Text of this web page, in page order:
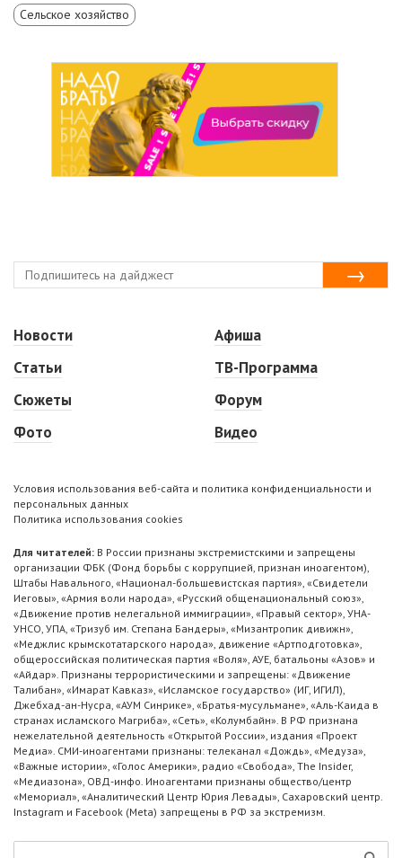
Сельское хозяйство
Новости
Статьи
Сюжеты
Фото
Афиша
ТВ-Программа
Форум
Видео
Условия использования веб-сайта и политика конфиденциальности и
персональных данных
Политика использования cookies
Для читателей: В России признаны экстремистскими и запрещены
организации ФБК (Фонд борьбы с коррупцией, признан иноагентом),
Штабы Навального, «Национал-большевистская партия», «Свидетели
Иеговы», «Армия воли народа», «Русский общенациональный союз»,
«Движение против нелегальной иммиграции», «Правый сектор», УНА-
УНСО, УПА, «Тризуб им. Степана Бандеры», «Мизантропик дивижн»,
«Меджлис крымскотатарского народа», движение «Артподготовка»,
общероссийская политическая партия «Воля», АУЕ, батальоны «Азов» и
«Айдар». Признаны террористическими и запрещены: «Движение
Талибан», «Имарат Кавказ», «Исламское государство» (ИГ, ИГИЛ),
Джебхад-ан-Нусра, «АУМ Синрике», «Братья-мусульмане», «Аль-Каида в
странах исламского Магриба», «Сеть», «Колумбайн». В РФ признана
нежелательной деятельность «Открытой России», издания «Проект
Медиа». СМИ-иноагентами признаны: телеканал «Дождь», «Медуза»,
«Важные истории», «Голос Америки», радио «Свобода», The Insider,
«Медиазона», ОВД-инфо. Иноагентами признаны общество/центр
«Мемориал», «Аналитический Центр Юрия Левады», Сахаровский центр.
Instagram и Facebook (Metа) запрещены в РФ за экстремизм.